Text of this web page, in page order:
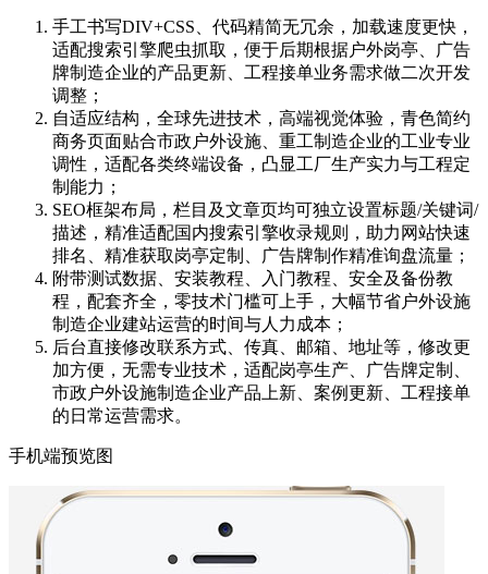
手工书写DIV+CSS、代码精简无冗余，加载速度更快，
适配搜索引擎爬虫抓取，便于后期根据户外岗亭、广告
牌制造企业的产品更新、工程接单业务需求做二次开发
调整；
自适应结构，全球先进技术，高端视觉体验，青色简约
商务页面贴合市政户外设施、重工制造企业的工业专业
调性，适配各类终端设备，凸显工厂生产实力与工程定
制能力；
SEO框架布局，栏目及文章页均可独立设置标题/关键词/
描述，精准适配国内搜索引擎收录规则，助力网站快速
排名、精准获取岗亭定制、广告牌制作精准询盘流量；
附带测试数据、安装教程、入门教程、安全及备份教
程，配套齐全，零技术门槛可上手，大幅节省户外设施
制造企业建站运营的时间与人力成本；
后台直接修改联系方式、传真、邮箱、地址等，修改更
加方便，无需专业技术，适配岗亭生产、广告牌定制、
市政户外设施制造企业产品上新、案例更新、工程接单
的日常运营需求。
手机端预览图